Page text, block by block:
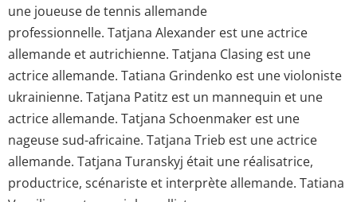
une joueuse de tennis allemande
professionnelle. Tatjana Alexander est une actrice
allemande et autrichienne. Tatjana Clasing est une
actrice allemande. Tatiana Grindenko est une violoniste
ukrainienne. Tatjana Patitz est un mannequin et une
actrice allemande. Tatjana Schoenmaker est une
nageuse sud-africaine. Tatjana Trieb est une actrice
allemande. Tatjana Turanskyj était une réalisatrice,
productrice, scénariste et interprète allemande. Tatiana